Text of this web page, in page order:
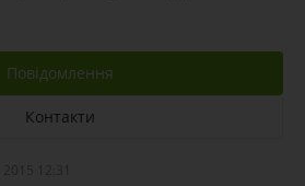
Повідомлення
Контакти